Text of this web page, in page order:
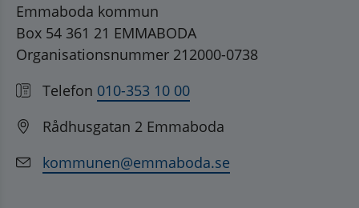
Emmaboda kommun
Box 54 361 21 EMMABODA
Organisationsnummer 212000-0738
Telefon 010-353 10 00
Rådhusgatan 2 Emmaboda
kommunen@emmaboda.se